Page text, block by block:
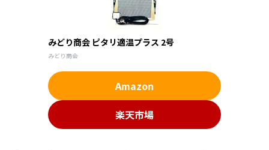
みどり商会 ピタリ適温プラス 2号
みどり商会
Amazon
楽天市場